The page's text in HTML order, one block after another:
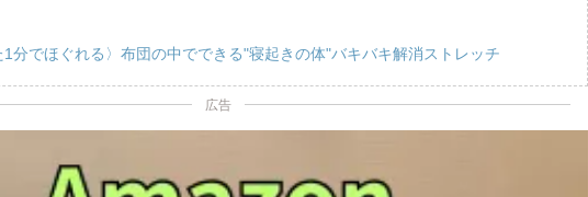
1分でほぐれる〉布団の中でできる"寝起きの体"バキバキ解消ストレッチ
広告